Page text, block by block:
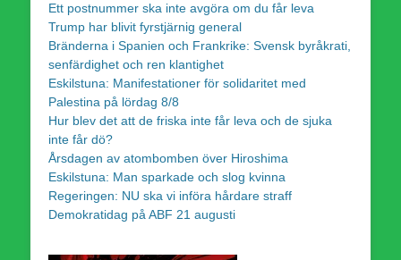
Ett postnummer ska inte avgöra om du får leva
Trump har blivit fyrstjärnig general
Bränderna i Spanien och Frankrike: Svensk byråkrati,
senfärdighet och ren klantighet
Eskilstuna: Manifestationer för solidaritet med
Palestina på lördag 8/8
Hur blev det att de friska inte får leva och de sjuka
inte får dö?
Årsdagen av atombomben över Hiroshima
Eskilstuna: Man sparkade och slog kvinna
Regeringen: NU ska vi införa hårdare straff
Demokratidag på ABF 21 augusti